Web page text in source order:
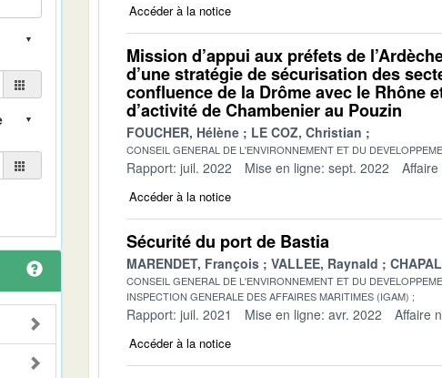
Accéder à la notice
Mission d’appui aux préfets de
d’une stratégie de sécurisation des
confluence de la Drôme avec le Rhône
d’activité de Chambenier au Pouzin
FOUCHER, Hélène LE COZ, Christian
CONSEIL GENERAL DE L'ENVIRONNEMENT ET DU
Rapport: juil. 2022 Mise en ligne: sept. 2022 Affaire
Accéder à la notice
Sécurité du port de Bastia
MARENDET, François VALLEE, Raynald
CONSEIL GENERAL DE L'ENVIRONNEMENT ET DU
INSPECTION GENERALE DES AFFAIRES MARITIMES (IGAM)
Rapport: juil. 2021 Mise en ligne: avr. 2022 Affaire
Accéder à la notice